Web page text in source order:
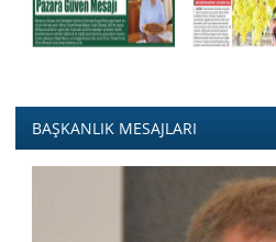
BAŞKANLIK MESAJLARI